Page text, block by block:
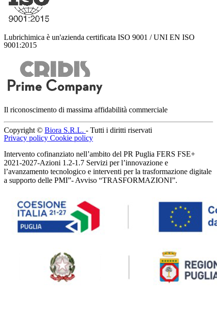
Lubrichimica è un'azienda certificata ISO 9001 / UNI EN ISO
9001:2015
Il riconoscimento di massima affidabilità commerciale
Copyright © Biora S.R.L. - Tutti i diritti riservati
Privacy policy Cookie policy
Intervento cofinanziato nell’ambito del PR Puglia FERS FSE+
2021-2027-Azioni 1.2-1.7 Servizi per l’innovazione e
l’avanzamento tecnologico e interventi per la trasformazione digitale
a supporto delle PMI”- Avviso “TRASFORMAZIONI”.